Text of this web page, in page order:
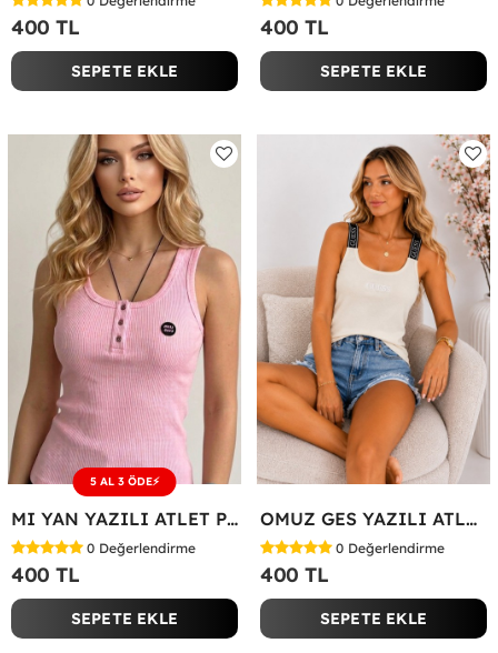
400 TL
SEPETE EKLE
400 TL
SEPETE EKLE
5 AL 3 ÖDE⚡
MI YAN YAZILI ATLET Pembe
0 Değerlendirme
400 TL
SEPETE EKLE
OMUZ GES YAZILI ATLET Bej
0 Değerlendirme
400 TL
SEPETE EKLE